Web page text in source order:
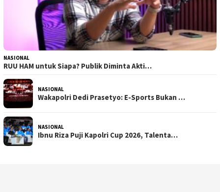
NASIONAL
RUU HAM untuk Siapa? Publik Diminta Akti…
NASIONAL
Wakapolri Dedi Prasetyo: E-Sports Bukan …
NASIONAL
Ibnu Riza Puji Kapolri Cup 2026, Talenta…